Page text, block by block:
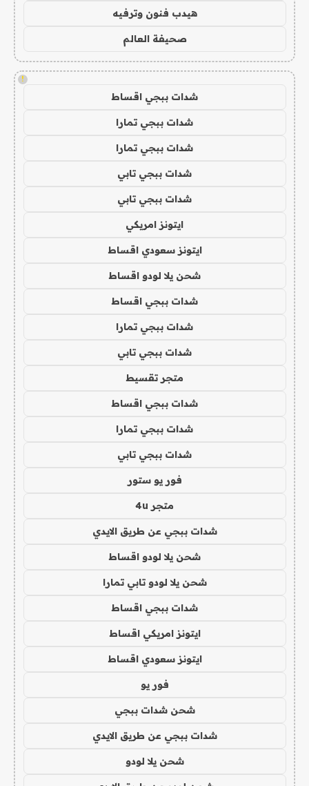
هيدب فنون وترفيه
صحيفة العالم
!
شدات ببجي اقساط
شدات ببجي تمارا
شدات ببجي تمارا
شدات ببجي تابي
شدات ببجي تابي
ايتونز امريكي
ايتونز سعودي اقساط
شحن يلا لودو اقساط
شدات ببجي اقساط
شدات ببجي تمارا
شدات ببجي تابي
متجر تقسيط
شدات ببجي اقساط
شدات ببجي تمارا
شدات ببجي تابي
فور يو ستور
متجر 4u
شدات ببجي عن طريق الايدي
شحن يلا لودو اقساط
شحن يلا لودو تابي تمارا
شدات ببجي اقساط
ايتونز امريكي اقساط
ايتونز سعودي اقساط
فور يو
شحن شدات ببجي
شدات ببجي عن طريق الايدي
شحن يلا لودو